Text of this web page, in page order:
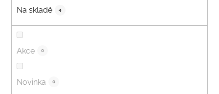
Na skladě 4
Akce 0
Novinka 0